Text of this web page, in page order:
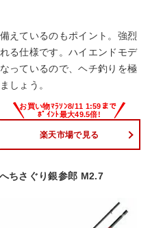
えているのもポイント。強烈
る仕様です。ハイエンドモデ
っているので、ヘチ釣りを極
しょう。
楽天市場で見る
ちさぐり銀参郎 M2.7